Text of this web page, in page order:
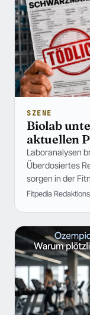
SZENE
Biolab
aktuellen
Laboranalysen
Überdosiertes
sorgen in der
Fitpedia